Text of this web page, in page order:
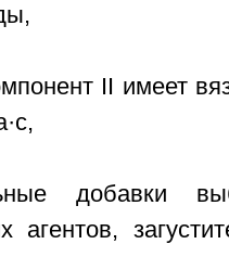
II имеет
добавки
агентов,